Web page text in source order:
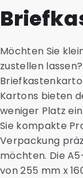
Möchten Sie
zustellen
Kartons bieten
weniger Platz
Sie kompakte
Verpackung
möchten. Die
von 255 mm x